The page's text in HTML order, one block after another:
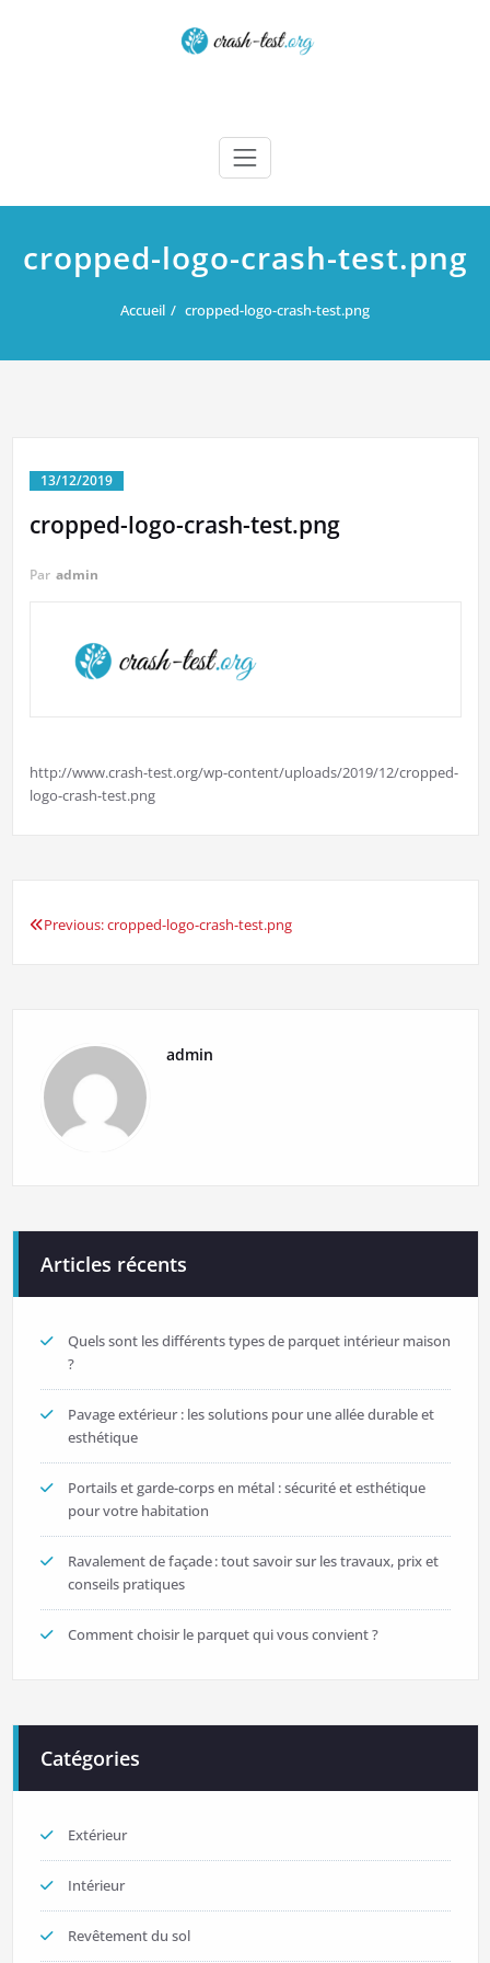
cropped-logo-crash-test.png
Accueil cropped-logo-crash-test.png
13/12/2019
cropped-logo-crash-test.png
Par admin
http://www.crash-test.org/wp-content/uploads/2019/12/cropped-
logo-crash-test.png
Navigation
Previous:cropped-logo-crash-test.png
admin
Articles récents
Quels sont les différents types de parquet intérieur maison
?
Pavage extérieur : les solutions pour une allée durable et
esthétique
Portails et garde-corps en métal : sécurité et esthétique
pour votre habitation
Ravalement de façade : tout savoir sur les travaux, prix et
conseils pratiques
Comment choisir le parquet qui vous convient ?
Catégories
Extérieur
Intérieur
Revêtement du sol